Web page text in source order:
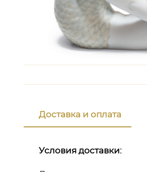
Доставка и оплата
Условия доставки: